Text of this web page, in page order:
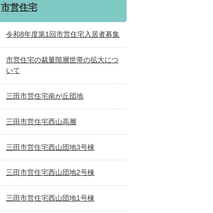
市営住宅
令和8年度第1回市営住宅入居者募集
市営住宅の裁量階層世帯の拡大につ
いて
三田市営住宅南が丘団地
三田市営住宅西山高層
三田市営住宅西山団地3号棟
三田市営住宅西山団地2号棟
三田市営住宅西山団地1号棟